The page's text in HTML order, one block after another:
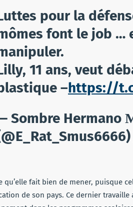
pour la
font le job …
11 ans, veut
–https://
Sombre Hermano
qu’elle fait bien de mener, puisque
de son pays. Ce dernier